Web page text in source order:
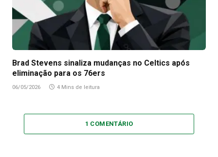
Brad Stevens sinaliza mudanças no Celtics após
eliminação para os 76ers
06/05/2026 4 Mins de leitura
1 COMENTÁRIO